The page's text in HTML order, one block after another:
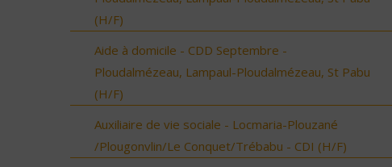
(H/F)
Aide à domicile - CDD Septembre -
Ploudalmézeau, Lampaul-Ploudalmézeau, St Pabu
(H/F)
Auxiliaire de vie sociale - Locmaria-Plouzané
/Plougonvlin/Le Conquet/Trébabu - CDI (H/F)